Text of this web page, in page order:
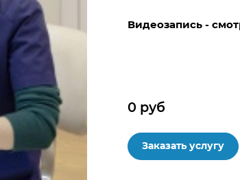
Видеозапись -
0 руб
Заказать услугу